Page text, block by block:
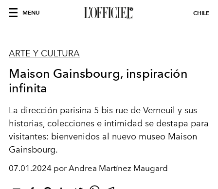
MENU CHILE
ARTE Y CULTURA
Maison Gainsbourg, inspiración
infinita
La dirección parisina 5 bis rue de Verneuil y sus
historias, colecciones e intimidad se destapa para
visitantes: bienvenidos al nuevo museo Maison
Gainsbourg.
07.01.2024 por Andrea Martínez Maugard